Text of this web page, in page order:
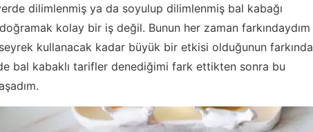
dilimlenmiş ya da soyulup dilimlenmiş bal kabağı
kolay bir iş değil. Bunun her zaman farkındaydım
kullanacak kadar büyük bir etkisi olduğunun farkında
bal kabaklı tarifler denediğimi fark ettikten sonra bu